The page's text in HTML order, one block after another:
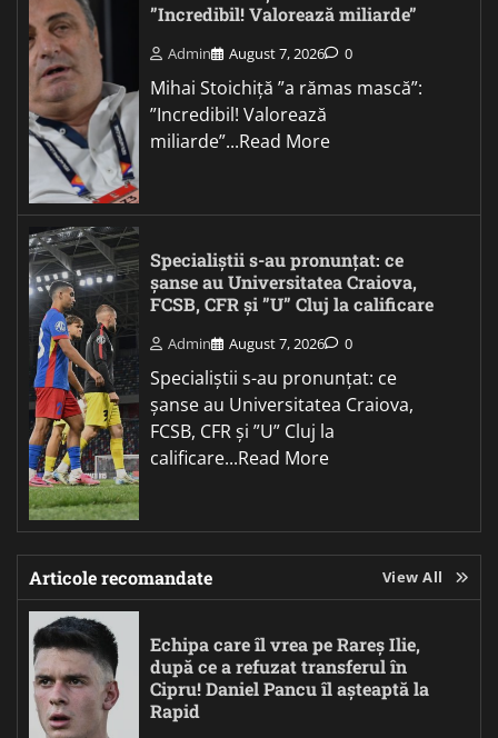
”Incredibil! Valorează miliarde”
Admin August 7, 2026 0
Mihai Stoichiță ”a rămas mască”:
”Incredibil! Valorează
miliarde”...Read More
Specialiștii s-au pronunțat: ce
șanse au Universitatea Craiova,
FCSB, CFR și ”U” Cluj la calificare
Admin August 7, 2026 0
Specialiștii s-au pronunțat: ce
șanse au Universitatea Craiova,
FCSB, CFR și ”U” Cluj la
calificare...Read More
Articole recomandate View All
Echipa care îl vrea pe Rareș Ilie,
după ce a refuzat transferul în
Cipru! Daniel Pancu îl așteaptă la
Rapid